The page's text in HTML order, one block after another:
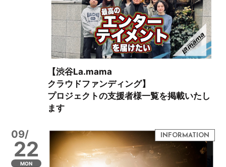
【渋谷La.mama
クラウドファンディング】
プロジェクトの支援者様一覧を掲載いたし
ます
09/
22
MON